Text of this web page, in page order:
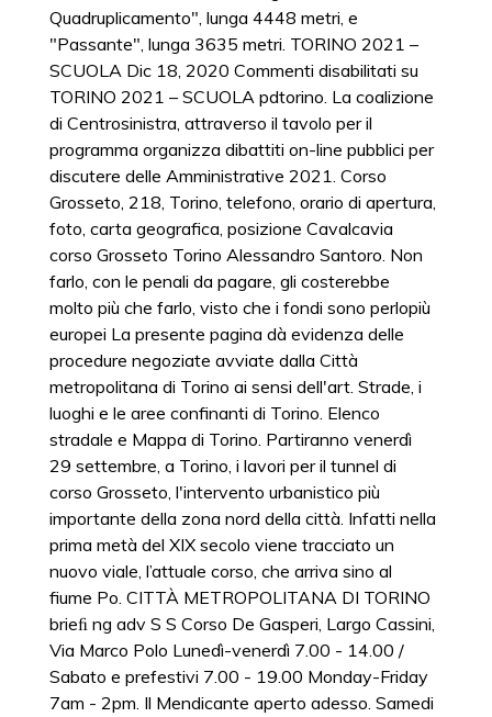
Quadruplicamento", lunga 4448 metri, e
"Passante", lunga 3635 metri. TORINO 2021 –
SCUOLA Dic 18, 2020 Commenti disabilitati su
TORINO 2021 – SCUOLA pdtorino. La coalizione
di Centrosinistra, attraverso il tavolo per il
programma organizza dibattiti on-line pubblici per
discutere delle Amministrative 2021. Corso
Grosseto, 218, Torino, telefono, orario di apertura,
foto, carta geografica, posizione Cavalcavia
corso Grosseto Torino Alessandro Santoro. Non
farlo, con le penali da pagare, gli costerebbe
molto più che farlo, visto che i fondi sono perlopiù
europei La presente pagina dà evidenza delle
procedure negoziate avviate dalla Città
metropolitana di Torino ai sensi dell'art. Strade, i
luoghi e le aree confinanti di Torino. Elenco
stradale e Mappa di Torino. Partiranno venerdì
29 settembre, a Torino, i lavori per il tunnel di
corso Grosseto, l'intervento urbanistico più
importante della zona nord della città. Infatti nella
prima metà del XIX secolo viene tracciato un
nuovo viale, l’attuale corso, che arriva sino al
fiume Po. CITTÀ METROPOLITANA DI TORINO
brieﬁ ng adv S S Corso De Gasperi, Largo Cassini,
Via Marco Polo Lunedì-venerdì 7.00 - 14.00 /
Sabato e prefestivi 7.00 - 19.00 Monday-Friday
7am - 2pm. Il Mendicante aperto adesso. Samedi